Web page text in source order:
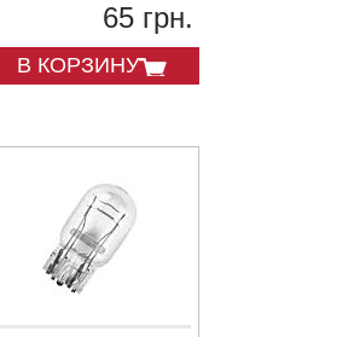
65 грн.
В КОРЗИНУ